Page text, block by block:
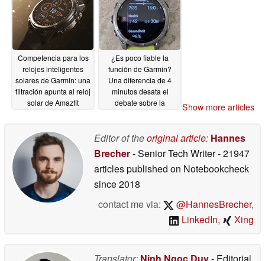
Competencia para los
relojes inteligentes
solares de Garmin: una
filtración apunta al reloj
solar de Amazfit
¿Es poco fiable la
función de Garmin?
Una diferencia de 4
minutos desata el
debate sobre la
Show more articles
Editor of theoriginal article: Hannes
Brecher- Senior Tech Writer- 21947
articles published on Notebookcheck
since 2018
contact me via:
@HannesBrecher,
LinkedIn, Xing